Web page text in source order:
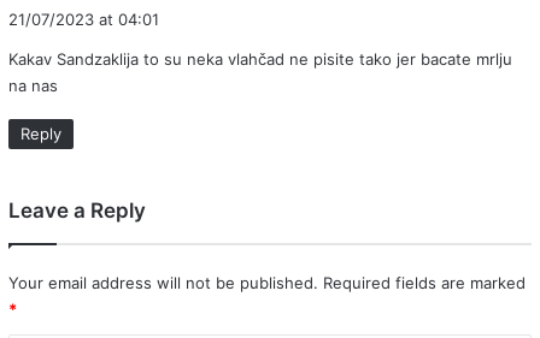
s
21/07/2023 at 04:01
Kakav Sandzaklija to su neka vlahčad ne pisite tako jer bacate mrlju
na nas
Reply
Leave a Reply
Your email address will not be published. Required fields are marked
*